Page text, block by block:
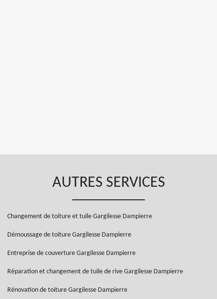
AUTRES SERVICES
Changement de toiture et tuile Gargilesse Dampierre
Démoussage de toiture Gargilesse Dampierre
Entreprise de couverture Gargilesse Dampierre
Réparation et changement de tuile de rive Gargilesse Dampierre
Rénovation de toiture Gargilesse Dampierre